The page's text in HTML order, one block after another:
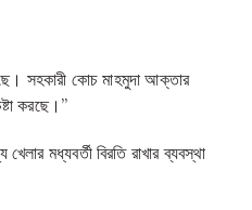
সহকারী কোচ মাহমুদা আক্তার
করছে।”
মধ্যবর্তী বিরতি রাখার ব্যবস্থা